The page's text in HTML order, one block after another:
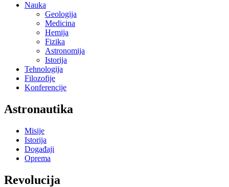
Nauka
Geologija
Medicina
Hemija
Fizika
Astronomija
Istorija
Tehnologija
Filozofije
Konferencije
Astronautika
Misije
Istorija
Događaji
Oprema
Revolucija